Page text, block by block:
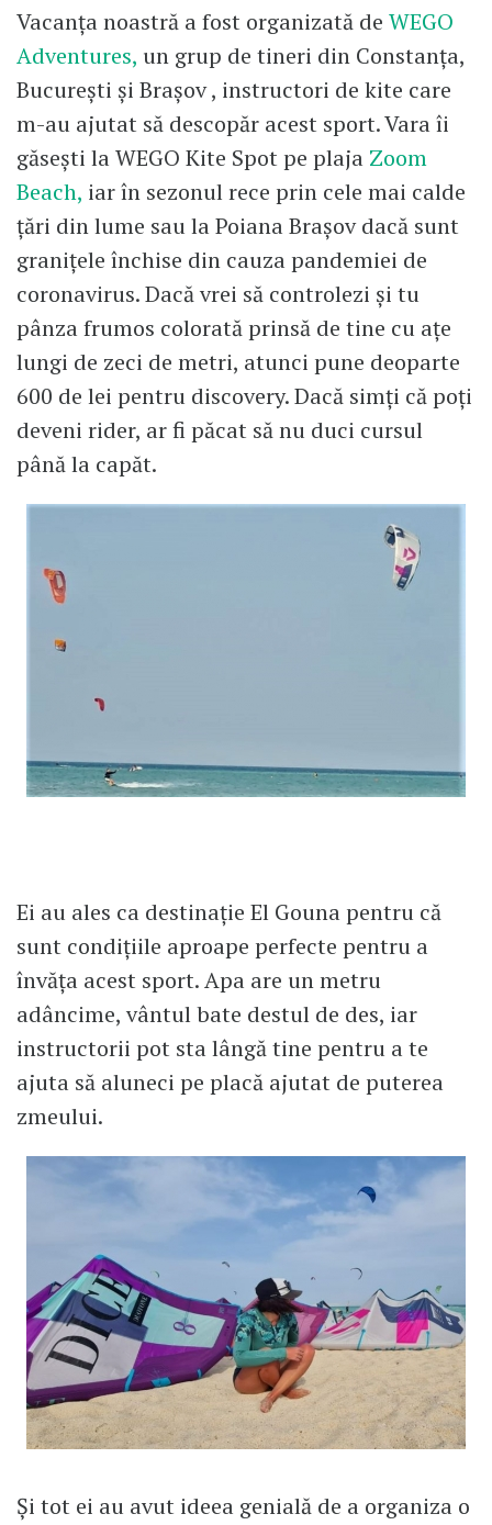
Vacanța noastră a fost organizată de WEGO
Adventures, un grup de tineri din Constanța,
București și Brașov , instructori de kite care
m-au ajutat să descopăr acest sport. Vara îi
găsești la WEGO Kite Spot pe plaja Zoom
Beach, iar în sezonul rece prin cele mai calde
țări din lume sau la Poiana Brașov dacă sunt
granițele închise din cauza pandemiei de
coronavirus. Dacă vrei să controlezi și tu
pânza frumos colorată prinsă de tine cu ațe
lungi de zeci de metri, atunci pune deoparte
600 de lei pentru discovery. Dacă simți că poți
deveni rider, ar fi păcat să nu duci cursul
până la capăt.
Ei au ales ca destinație El Gouna pentru că
sunt condițiile aproape perfecte pentru a
învăța acest sport. Apa are un metru
adâncime, vântul bate destul de des, iar
instructorii pot sta lângă tine pentru a te
ajuta să aluneci pe placă ajutat de puterea
zmeului.
Și tot ei au avut ideea genială de a organiza o